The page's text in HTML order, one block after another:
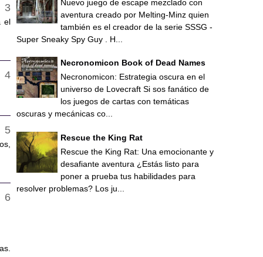
el
Nuevo juego de escape mezclado con
aventura creado por Melting-Minz quien
también es el creador de la serie SSSG -
Super Sneaky Spy Guy . H...
Necronomicon Book of Dead Names
Necronomicon: Estrategia oscura en el
universo de Lovecraft Si sos fanático de
los juegos de cartas con temáticas
oscuras y mecánicas co...
Rescue the King Rat
Rescue the King Rat: Una emocionante y
desafiante aventura ¿Estás listo para
poner a prueba tus habilidades para
resolver problemas? Los ju...